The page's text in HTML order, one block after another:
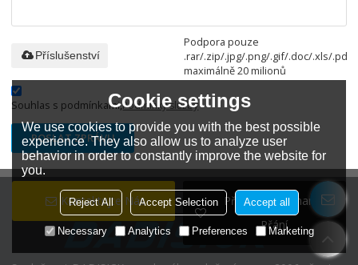
Kontaktujte Nás
Přidat Do Seznamu
Přání
Podpora pouze
.rar/.zip/.jpg/.png/.gif/.doc/.xls/.pdf,
maximálně 20 milionů
Příslušenství
Souhlas s podmínkami,Podmínky služby
POSLAT ZPRÁVU
Cookie settings
We use cookies to provide you with the best possible
experience. They also allow us to analyze user
behavior in order to constantly improve the website for
you.
Reject All Accept Selection Accept all
Necessary Analytics Preferences Marketing